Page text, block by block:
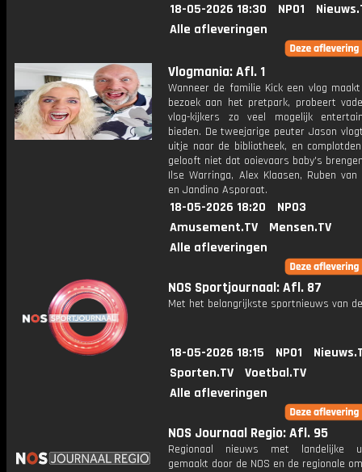
18-05-2026 18:30 NPO1
Alle afleveringen
Vlogmania: Afl. 1
Wanneer de familie Kick een vlog
bezoek aan het pretpark, probeert
vlog-kijkers zo veel mogelijk
bieden. De tweejarige peuter Jason
uitje naar de bibliotheek, en
gelooft niet dat ooievaars baby's
Ilse Warringa, Alex Klaasen, Ruben
en Jandino Asporaat.
18-05-2026 18:20
NPO3
Amusement.TV
Mensen.TV
Alle afleveringen
NOS Sportjournaal: Afl. 87
Met het belangrijkste sportnieuws van
18-05-2026 18:15 NPO1
Sporten.TV
Voetbal.TV
Alle afleveringen
NOS Journaal Regio: Afl. 95
Regionaal nieuws met landelijke
gemaakt door de NOS en de regionale